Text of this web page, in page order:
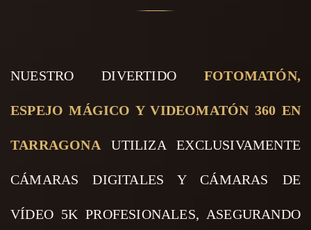
NUESTRO DIVERTIDO FOTOMATÓN,
ESPEJO MÁGICO Y VIDEOMATÓN 360 EN
TARRAGONA UTILIZA EXCLUSIVAMENTE
CÁMARAS DIGITALES Y CÁMARAS DE
VÍDEO 5K PROFESIONALES, ASEGURANDO